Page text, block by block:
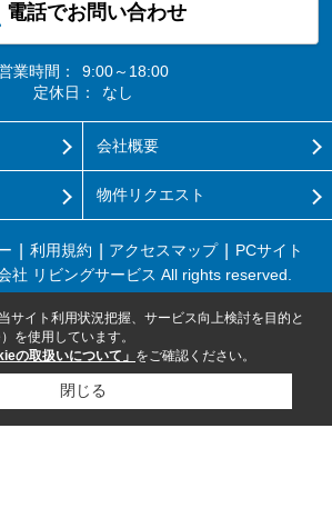
電話でお問い合わせ
業時間：
9:00～18:00
定休日：
なし
会社概要
物件リクエスト
利用規約 アクセスマップ
PCサイト
社 リビングサービス All rights reserved.
サイト利用状況把握、サービス向上検討を目的と
を使用しています。
の取扱いについて」 をご確認ください。
閉じる